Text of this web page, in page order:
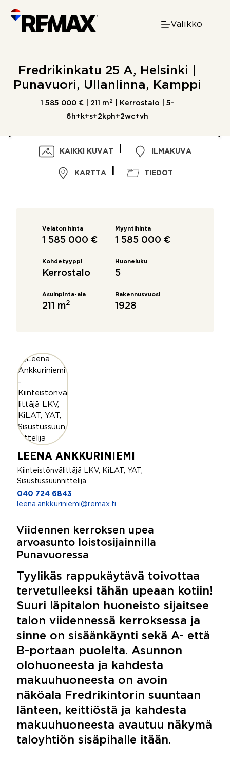
content
Valikko
Fredrikinkatu 25 A, Helsinki |
Punavuori, Ullanlinna, Kamppi
1 585 000 € | 211 m 2 | Kerrostalo | 5-
6h+k+s+2kph+2wc+vh
KAIKKI KUVAT ILMAKUVA
KARTTA TIEDOT
Velaton hinta
1 585 000 €
Myyntihinta
1 585 000 €
Kohdetyyppi
Kerrostalo
Huoneluku
5
Asuinpinta-ala
211 m2
Rakennusvuosi
1928
LEENA ANKKURINIEMI
Kiinteistönvälittäjä LKV, KiLAT, YAT,
Sisustussuunnittelija
040 724 6843
leena.ankkuriniemi@remax.fi
Viidennen kerroksen upea
arvoasunto loistosijainnilla
Punavuoressa
Tyylikäs rappukäytävä toivottaa
tervetulleeksi tähän upeaan kotiin!
Suuri läpitalon huoneisto sijaitsee
talon viidennessä kerroksessa ja
sinne on sisäänkäynti sekä A- että
B-portaan puolelta. Asunnon
olohuoneesta ja kahdesta
makuuhuoneesta on avoin
näköala Fredrikintorin suuntaan
länteen, keittiöstä ja kahdesta
makuuhuoneesta avautuu näkymä
taloyhtiön sisäpihalle itään.